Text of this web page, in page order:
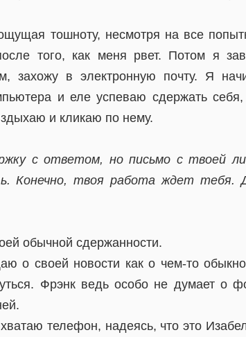
тошноту, несмотря на все
того, как меня рвет. Потом я
захожу в электронную почту. Я
и еле успеваю сдержать
и кликаю по нему.
с ответом, но письмо с твоей
Конечно, твоя работа ждет тебя.
обычной сдержанности.
о своей новости как о чем-то
Фрэнк ведь особо не думает о
телефон, надеясь, что это